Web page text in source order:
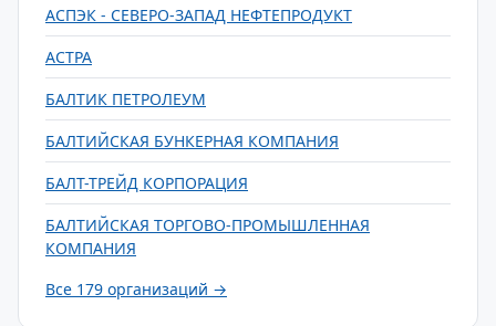
АСПЭК - СЕВЕРО-ЗАПАД НЕФТЕПРОДУКТ
АСТРА
БАЛТИК ПЕТРОЛЕУМ
БАЛТИЙСКАЯ БУНКЕРНАЯ КОМПАНИЯ
БАЛТ-ТРЕЙД КОРПОРАЦИЯ
БАЛТИЙСКАЯ ТОРГОВО-ПРОМЫШЛЕННАЯ
КОМПАНИЯ
Все 179 организаций →